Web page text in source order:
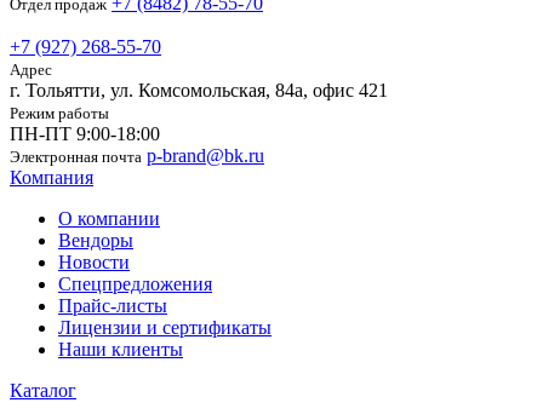
Отдел продаж
+7 (927) 268-55-70
Адрес
г. Тольятти, ул. Комсомольская, 84а, офис 421
Режим работы
ПН-ПТ 9:00-18:00
Электронная почта p-brand@bk.ru
Компания
О компании
Вендоры
Новости
Спецпредложения
Прайс-листы
Лицензии и сертификаты
Наши клиенты
Каталог